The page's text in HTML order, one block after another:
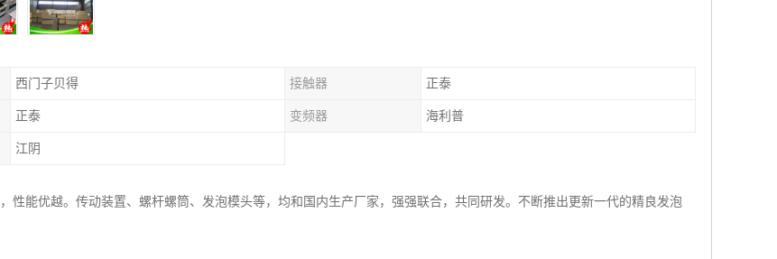
西门子贝得 接触器 正泰
正泰 变频器 海利普
江阴
性能优越。传动装置、螺杆螺筒、发泡模头等，均和国内生产厂家，强强联合，共同研发。不断推出更新一代的精良发泡